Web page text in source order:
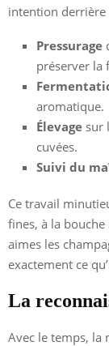
intention derrière
Pressurage
préserver la
aromatique.
Élevage sur
cuvées.
Suivi du
Ce travail
fines, à la
aimes les
exactement ce
La
Avec le temps, la